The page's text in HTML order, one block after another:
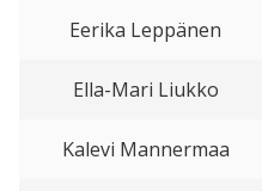
Eerika Leppänen
Ella-Mari Liukko
Kalevi Mannermaa